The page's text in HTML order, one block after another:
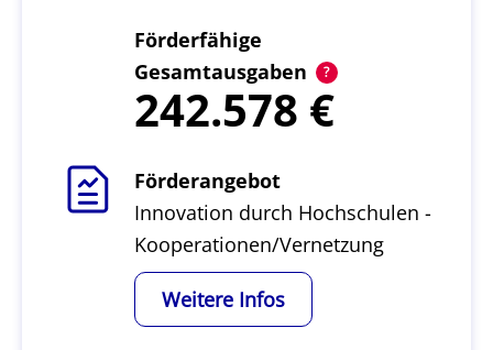
Förderfähige
Gesamtausgaben
242.578
Förderangebot
Innovation durch Hochschulen -
Kooperationen/Vernetzung
Weitere Infos